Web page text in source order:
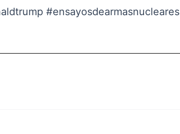
#ensayosdearmasnucleares